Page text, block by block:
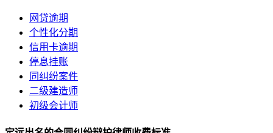
网贷逾期
个性化分期
信用卡逾期
停息挂账
同纠纷案件
二级建造师
初级会计师